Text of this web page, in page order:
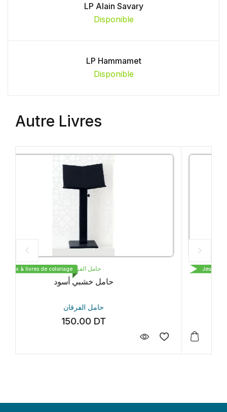
LP Alain Savary
Disponible
LP Hammamet
Disponible
Autre Livres
حامل الفرقان
حامل خشبي بني
حامل الفرقان
150.00
Jeux & livres de coloriage